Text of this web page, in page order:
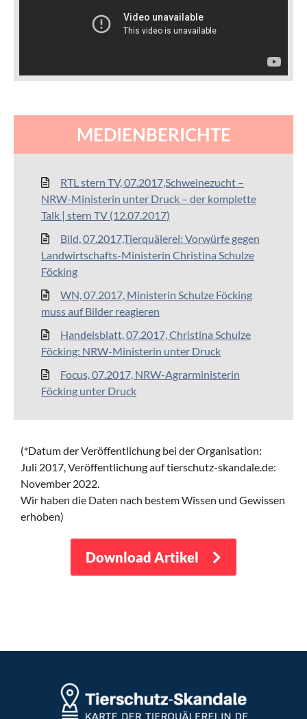
MEDIENBERICHTE
RTL stern TV, 07.2017,Schweinezucht –
NRW-Ministerin unter Druck – der komplette
Talk | stern TV (12.07.2017)
Bild, 07.2017,Tierquälerei: Vorwürfe gegen
Landwirtschafts-Ministerin Christina Schulze
Föcking
WN, 07.2017, Ministerin Schulze Föcking
muss auf Bilder reagieren
Handelsblatt, 07.2017, Christina Schulze
Föcking: NRW-Ministerin unter Druck
Focus, 07.2017, NRW-Agrarministerin
Föcking unter Druck
(*Datum der Veröffentlichung bei der Organisation:
Juli 2017, Veröffentlichung auf tierschutz-skandale.de:
November 2022.
Wir haben die Daten nach bestem Wissen und Gewissen
erhoben)
Download Artikel